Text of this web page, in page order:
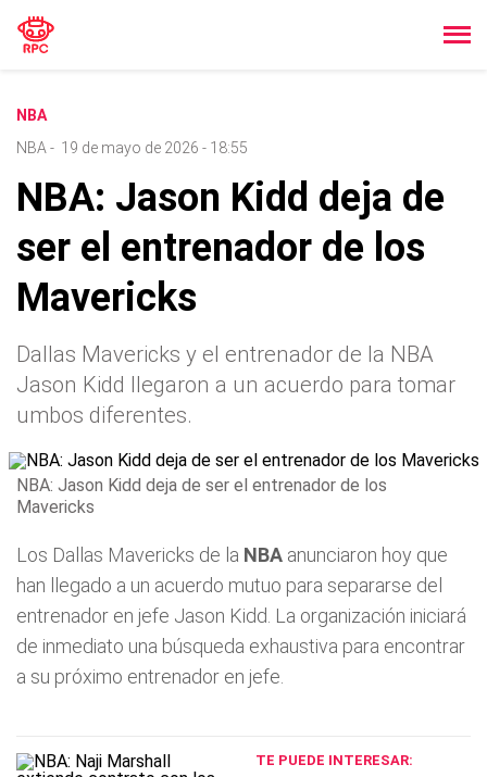
NBA
NBA - 19 de mayo de 2026 - 18:55
NBA: Jason Kidd deja de
ser el entrenador de los
Mavericks
Dallas Mavericks y el entrenador de la NBA
Jason Kidd llegaron a un acuerdo para tomar
umbos diferentes.
NBA: Jason Kidd deja de ser el entrenador de los
Mavericks
Los Dallas Mavericks de la NBA anunciaron hoy que
han llegado a un acuerdo mutuo para separarse del
entrenador en jefe Jason Kidd. La organización iniciará
de inmediato una búsqueda exhaustiva para encontrar
a su próximo entrenador en jefe.
TE PUEDE INTERESAR: